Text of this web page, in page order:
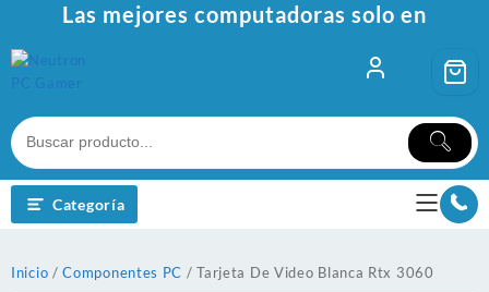
contenido
Las mejores computadoras solo en
Categoría
Inicio /Componentes PC / Tarjeta De Video Blanca Rtx 3060